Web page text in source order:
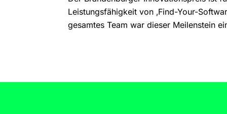
Leistungsfähigkeit von ‚Find-Your-
gesamtes Team war dieser Meilenstein